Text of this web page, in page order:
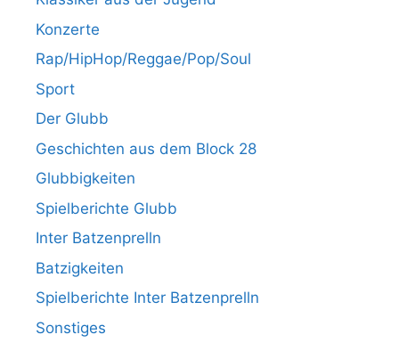
Konzerte
Rap/HipHop/Reggae/Pop/Soul
Sport
Der Glubb
Geschichten aus dem Block 28
Glubbigkeiten
Spielberichte Glubb
Inter Batzenprelln
Batzigkeiten
Spielberichte Inter Batzenprelln
Sonstiges